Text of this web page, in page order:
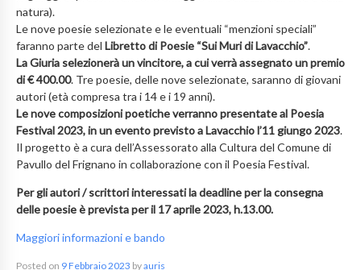
natura).
Le nove poesie selezionate e le eventuali “menzioni speciali”
faranno parte del Libretto di Poesie “Sui Muri di Lavacchio”.
La Giuria selezionerà un vincitore, a cui verrà assegnato un premio
di € 400.00. Tre poesie, delle nove selezionate, saranno di giovani
autori (età compresa tra i 14 e i 19 anni).
Le nove composizioni poetiche verranno presentate al Poesia
Festival 2023, in un evento previsto a Lavacchio l’11 giungo 2023.
Il progetto è a cura dell’Assessorato alla Cultura del Comune di
Pavullo del Frignano in collaborazione con il Poesia Festival.
Per gli autori / scrittori interessati la deadline per la consegna
delle poesie è prevista per il 17 aprile 2023, h.13.00.
Maggiori informazioni e bando
Posted on 9 Febbraio 2023 byauris